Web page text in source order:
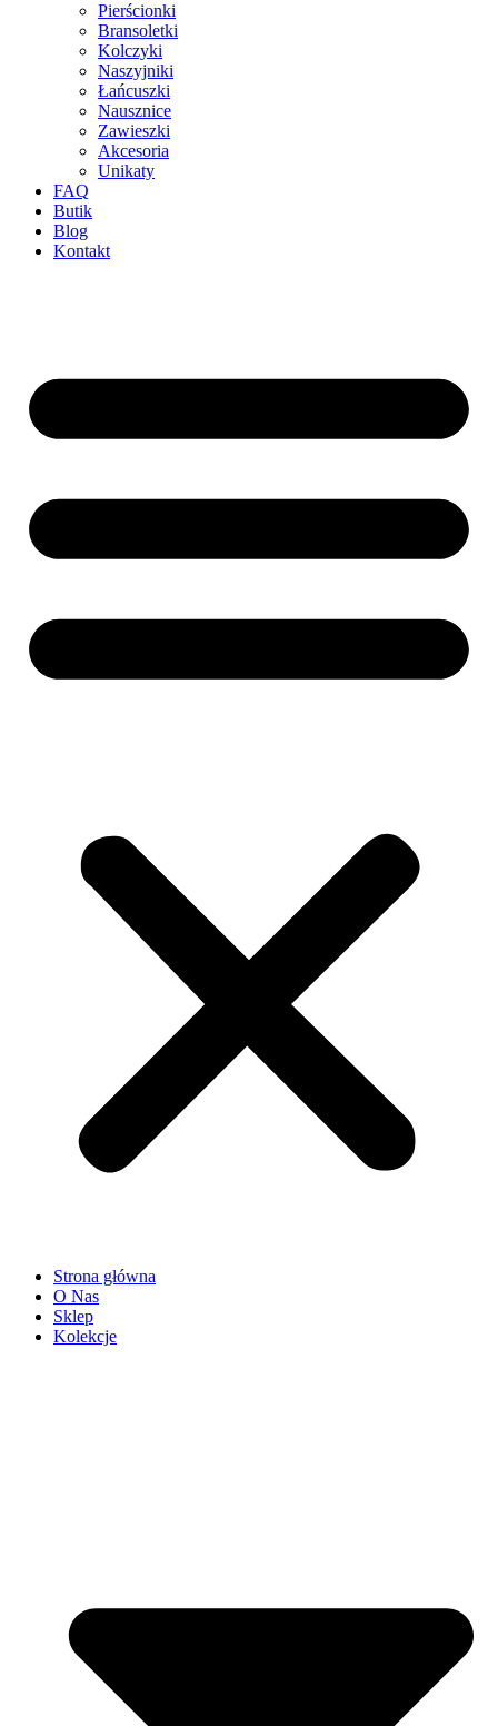
Pierścionki
Bransoletki
Kolczyki
Naszyjniki
Łańcuszki
Nausznice
Zawieszki
Akcesoria
Unikaty
FAQ
Butik
Blog
Kontakt
Strona główna
O Nas
Sklep
Kolekcje